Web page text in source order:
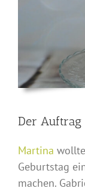
Der Auftrag
Martina
Geburtstag
machen.